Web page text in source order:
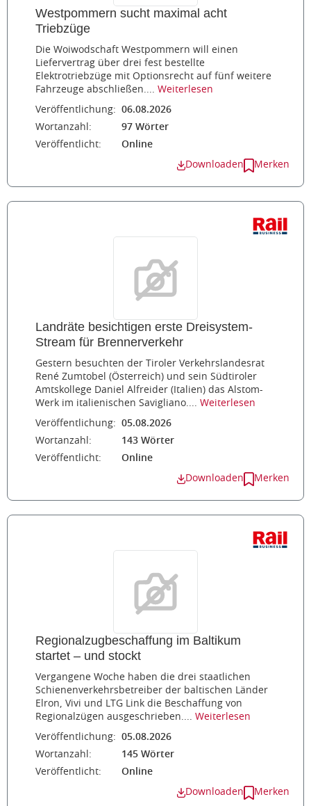
Westpommern sucht maximal acht
Triebzüge
Die Woiwodschaft Westpommern will einen
Liefervertrag über drei fest bestellte
Elektrotriebzüge mit Optionsrecht auf fünf weitere
Fahrzeuge abschließen.... Weiterlesen
Veröffentlichung:
06.08.2026
Wortanzahl:
97 Wörter
Veröffentlicht:
Online
Downloaden Merken
Landräte besichtigen erste Dreisystem-
Stream für Brennerverkehr
Gestern besuchten der Tiroler Verkehrslandesrat
René Zumtobel (Österreich) und sein Südtiroler
Amtskollege Daniel Alfreider (Italien) das Alstom-
Werk im italienischen Savigliano.... Weiterlesen
Veröffentlichung:
05.08.2026
Wortanzahl:
143 Wörter
Veröffentlicht:
Online
Downloaden Merken
Regionalzugbeschaffung im Baltikum
startet – und stockt
Vergangene Woche haben die drei staatlichen
Schienenverkehrsbetreiber der baltischen Länder
Elron, Vivi und LTG Link die Beschaffung von
Regionalzügen ausgeschrieben.... Weiterlesen
Veröffentlichung:
05.08.2026
Wortanzahl:
145 Wörter
Veröffentlicht:
Online
Downloaden Merken